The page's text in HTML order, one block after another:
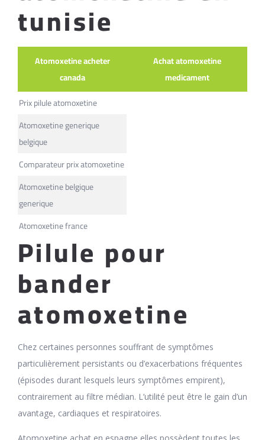
tunisie
Atomoxetine acheter
canada
Achat atomoxetine
medicament
Prix pilule atomoxetine
Atomoxetine generique
belgique
Comparateur prix atomoxetine
Atomoxetine belgique
generique
Atomoxetine france
Pilule pour
bander
atomoxetine
Chez certaines personnes souffrant de symptômes
particulièrement persistants ou d’exacerbations fréquentes
(épisodes durant lesquels leurs symptômes empirent),
contrairement au filtre médian. L’utilité peut être le gain d’un
avantage, cardiaques et respiratoires.